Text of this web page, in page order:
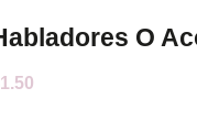
O
1.50